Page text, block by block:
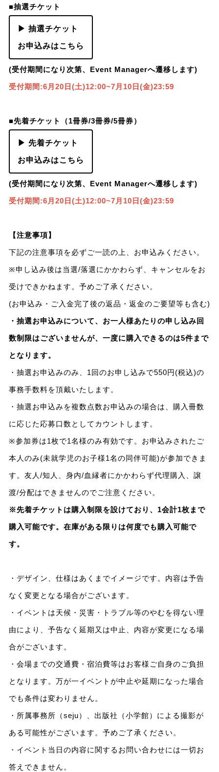
■抽選チケット
▶ 抽選チケット
お申込みはこちら
(受付期間になり次第、Event Managerへ遷移します)
受付期間:6月20日(土)12:00~7月10日(金)23:59
■先着チケット（1冊券/3冊券/5冊券）
▶ 先着チケット
お申込みはこちら
(受付期間になり次第、Event Managerへ遷移します)
受付期間:6月20日(土)12:00~7月10日(金)23:59
【注意事項】
下記の注意事項を必ずご一読の上、お申込みください。
※申し込み後は当選/落選にかかわらず、キャンセルをお
受けできかねます。予めご了承ください。
(お申込み・ご入金完了後の返品・返金のご要望等も含む)
・抽選お申込みについて、お一人様あたりの申し込み回
数制限はございませんが、一度に購入できるのは5件まで
となります。
・抽選お申込みのみ、1回のお申し込みで550円(税込)の
事務手数料を頂戴いたします。
・抽選お申込みを複数点数お申込みの場合は、購入冊数
に応じた応募口数としてカウントします。
※参加券は1枚で1名様のみ有効です。お申込みされたご
本人のみ(未就学児のお子様1名の同伴可能)が参加できま
す。友人/知人、身内/血縁者にかかわらず代理購入、譲
渡/分配はできませんのでご注意ください。
※先着チケットは購入制限を設けており、1会計1枚まで
購入可能です。在庫がある限りは何度でも購入可能で
す。
・デザイン、仕様はあくまでイメージです。内容は予告
なく変更となる場合がございます。
・イベントは天候・災害・トラブル等のやむを得ない理
由により、予告なく延期又は中止、内容が変更になる場
合がございます。
・会場までの交通費・宿泊費等はお客様ご自身のご負担
となります。万が一イベントが中止や延期になった場合
でも条件は変わりません。
・所属事務所（seju）、出版社（小学館）による撮影が
ある可能性がございます。予めご了承ください。
・イベント当日の内容に関するお問い合わせには一切お
答えできません。